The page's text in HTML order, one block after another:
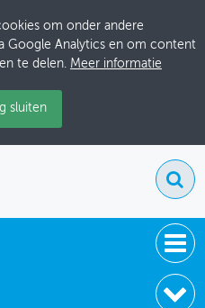
om onder andere
Google Analytics en om content
te delen. Meer informatie
sluiten